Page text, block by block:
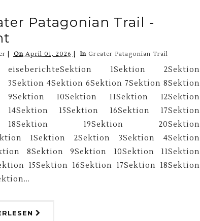
Patagonian Trail -
OnApril 01, 2026 In Greater Patagonian Trail
eiseberichteSektion 1Sektion 2Sektion
3Sektion 4Sektion 6Sektion 7Sektion 8Sektion
9Sektion 10Sektion 11Sektion 12Sektion
14Sektion 15Sektion 16Sektion 17Sektion
18Sektion 19Sektion 20Sektion
1Sektion 2Sektion 3Sektion 4Sektion
8Sektion 9Sektion 10Sektion 11Sektion
15Sektion 16Sektion 17Sektion 18Sektion